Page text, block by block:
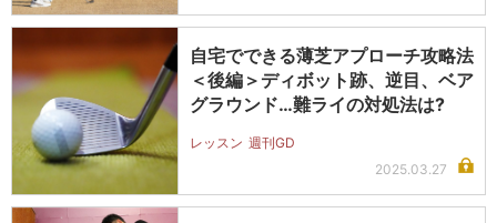
自宅でできる薄芝アプローチ攻略法
＜後編＞ディボット跡、逆目、ベア
グラウンド…難ライの対処法は?
レッスン 週刊GD
2025.03.27